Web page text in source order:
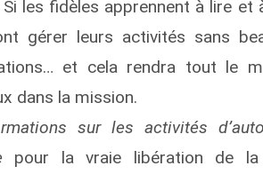
les fidèles apprennent à lire et
gérer leurs activités sans
et cela rendra tout le
dans la mission.
sur les activités
pour la vraie libération de la